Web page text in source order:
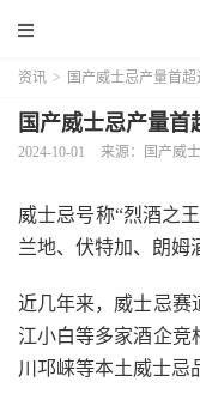
资讯 > 国产威士忌产量首
国产威士忌产量
2024-10-01 来源：国产威
威士忌号称“烈酒之
兰地、伏特加、朗姆
近几年来，威士忌赛
江小白等多家酒企竞
川邛崃等本土威士忌